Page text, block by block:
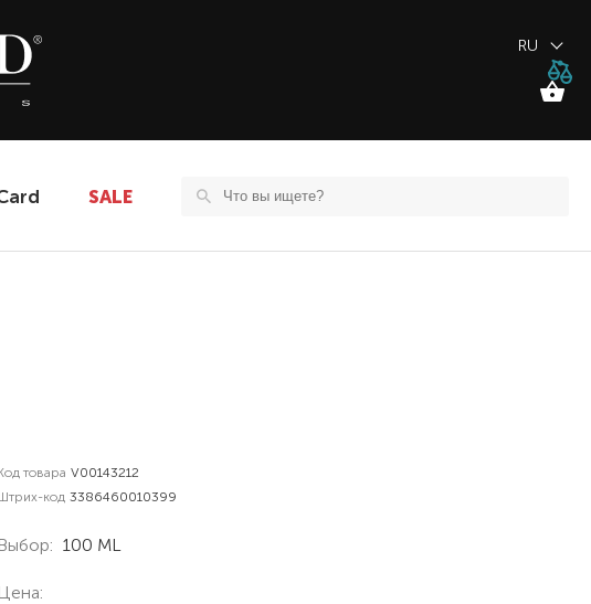
RU
SALE
товара V00143212
код 3386460010399
Выбор: 100 ML
Цена: